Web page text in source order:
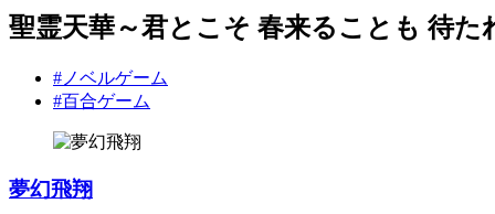
聖霊天華～君とこそ 春来ることも 待た
#ノベルゲーム
#百合ゲーム
夢幻飛翔